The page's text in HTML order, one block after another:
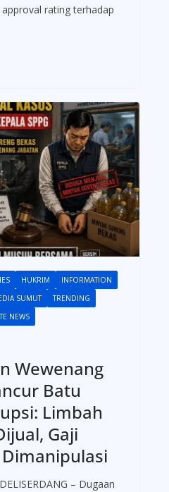
rating terhadap
HUKRIM
INFORMATION
SUMUT
TRENDING
NEWS
Wewenang
Batu
Limbah
Gaji
– Dugaan